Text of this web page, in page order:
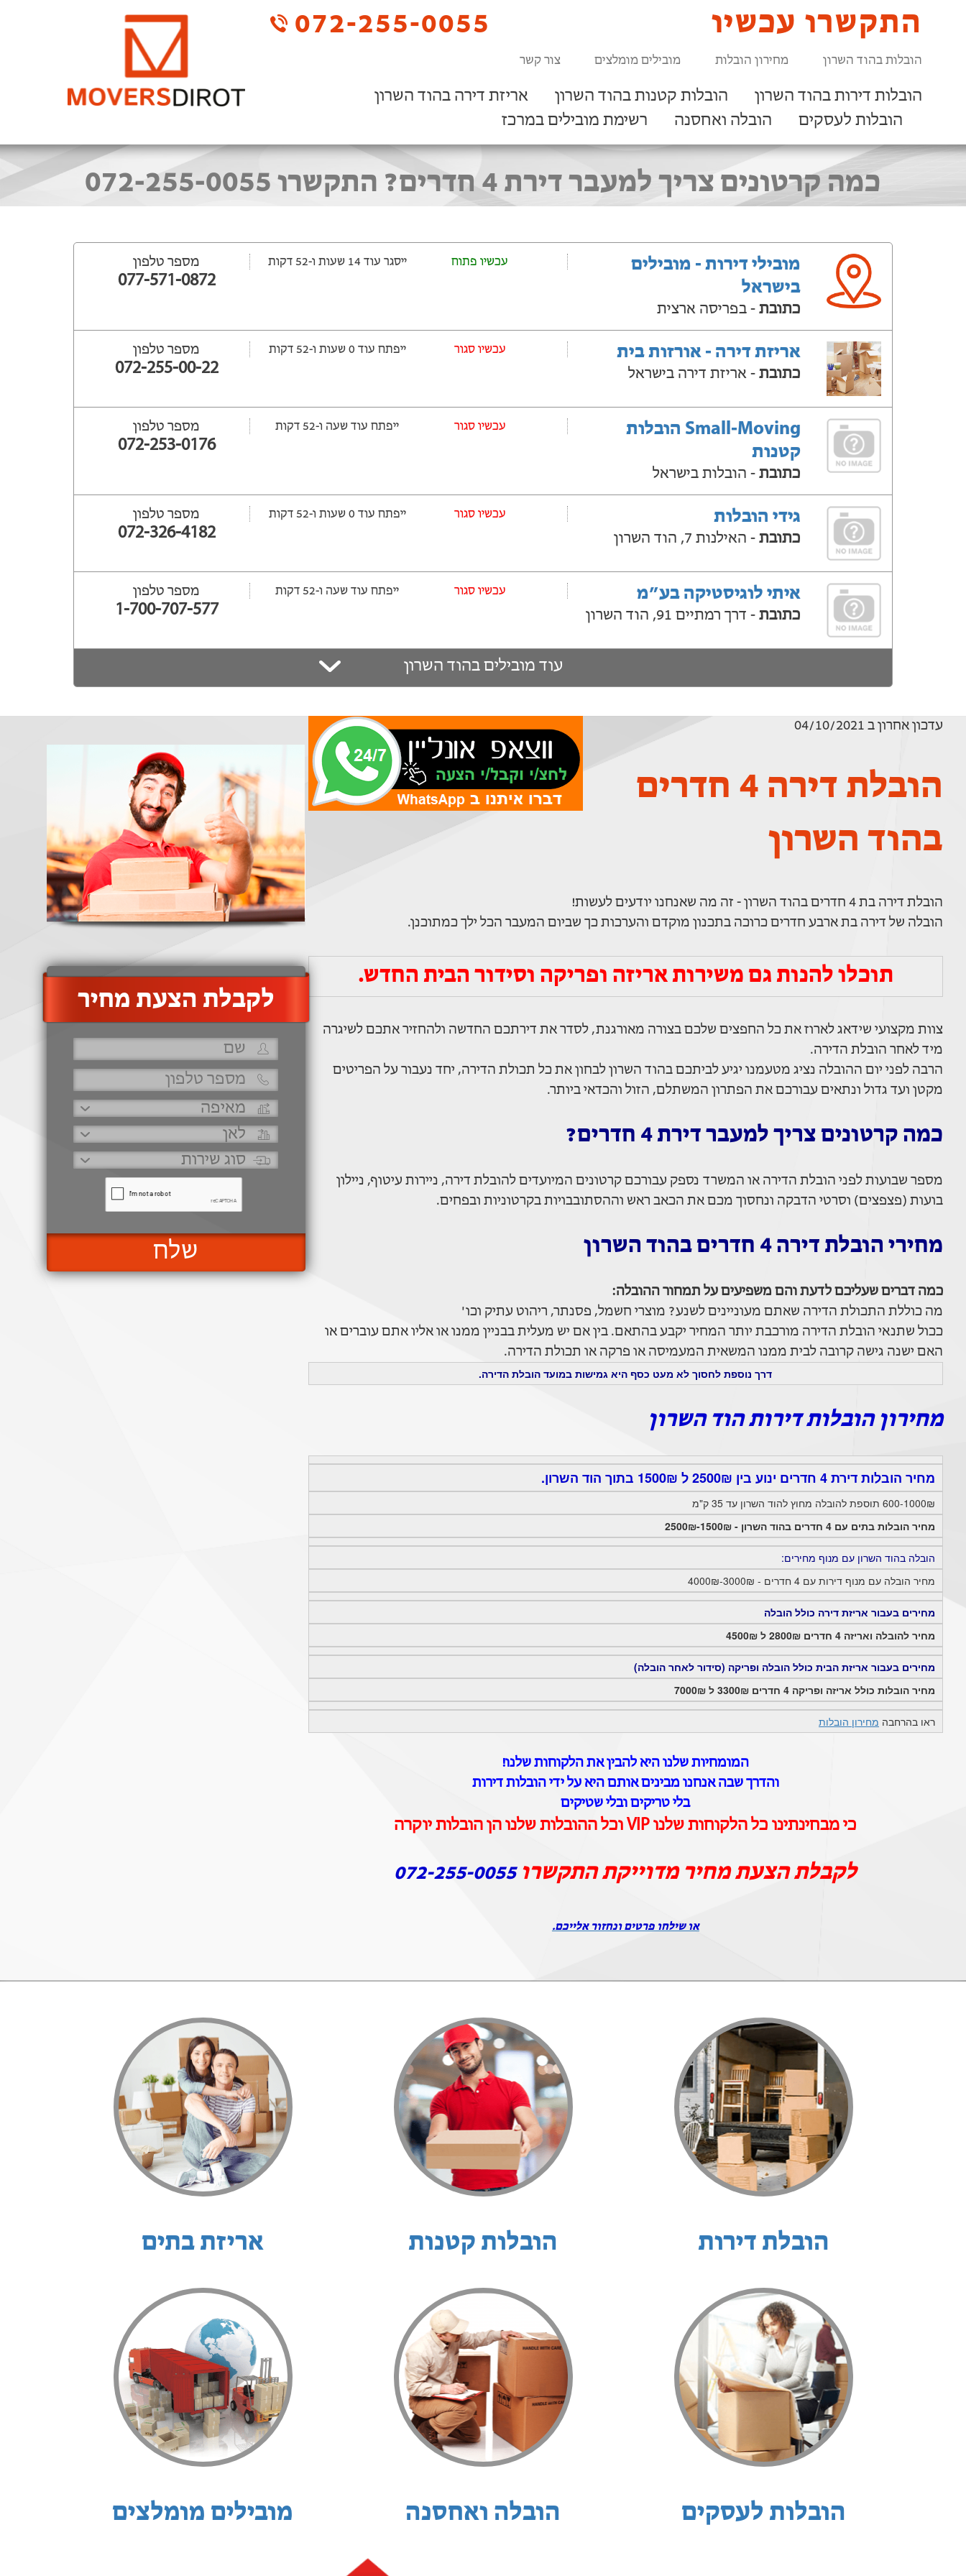
072-255-0055 התקשרו עכשיו
הובלות בהוד השרון מחירון הובלות מובילים מומלצים צור קשר
הובלות דירות בהוד השרון הובלות קטנות בהוד השרון
אריזת דירה בהוד השרון
הובלות לעסקים
הובלה ואחסנה רשימת מובילים במרכז
כמה קרטונים צריך למעבר דירת 4 חדרים? התקשרו 072-255-0055
מובילי דירות - מובילים
בישראל
כתובת - בפריסה ארצית
עכשיו פתוח ייסגר עוד 14 שעות ‫ו-52 דקות מספר טלפון
077-571-0872
אריזת דירה - אורזות בית
כתובת - אריזת דירה בישראל
‫עכשיו סגור ייפתח עוד 0 שעות ‫ו-52 דקות מספר טלפון
072-255-00-22
Small-Moving הובלות
קטנות
כתובת - הובלות בישראל
‫עכשיו סגור ייפתח עוד שעה ‫ו-52 דקות מספר טלפון
072-253-0176
גידי הובלות
כתובת - האילנות 7, הוד השרון
‫עכשיו סגור ייפתח עוד 0 שעות ‫ו-52 דקות מספר טלפון
072-326-4182
איתי לוגיסטיקה בע״מ
כתובת - דרך רמתיים 91, הוד השרון
‫עכשיו סגור ייפתח עוד שעה ‫ו-52 דקות מספר טלפון
1-700-707-577
עוד מובילים בהוד השרון
עדכון אחרון ב 04/10/2021
הובלת דירה 4 חדרים
בהוד השרון
הובלת דירה בת 4 חדרים בהוד השרון - זה מה שאנחנו יודעים לעשות!
הובלה של דירה בת ארבע חדרים כרוכה בתכנון מוקדם והערכות כך שביום המעבר הכל ילך כמתוכנן.
תוכלו להנות גם משירות אריזה ופריקה וסידור הבית החדש.
צוות מקצועי שידאג לארוז את כל החפצים שלכם בצורה מאורגנת, לסדר את דירתכם החדשה ולהחזיר אתכם לשיגרה
מיד לאחר הובלת הדירה.
הרבה לפני יום ההובלה נציג מטעמנו יגיע לביתכם בהוד השרון לבחון את כל תכולת הדירה, יחד נעבור על הפריטים
מקטן ועד גדול ונתאים עבורכם את הפתרון המשתלם, הזול והכדאי ביותר.
כמה קרטונים צריך למעבר דירת 4 חדרים?
מספר שבועות לפני הובלת הדירה או המשרד נספק עבורכם קרטונים המיועדים להובלת דירה, ניירות עיטוף, ניילון
בועות (פצפצים) וסרטי הדבקה ונחסוך מכם את הכאב ראש וההסתובבויות בקרטוניות ובפחים.
מחירי הובלת דירה 4 חדרים בהוד השרון
כמה דברים שעליכם לדעת והם משפיעים על תמחור ההובלה:
מה כוללת התכולת הדירה שאתם מעוניינים לשנע? מוצרי חשמל, פסנתר, ריהוט עתיק וכו'
ככול שתנאי הובלת הדירה מורכבת יותר המחיר יקבע בהתאם. בין אם יש מעלית בבניין ממנו או אליו אתם עוברים או
האם ישנה גישה קרובה לבית ממנו המשאית המעמיסה או פרקה או תכולת הדירה.
דרך נוספת לחסוך לא מעט כסף היא גמישות במועד הובלת הדירה.
מחירון הובלות דירות הוד השרון
מחיר הובלות דירת 4 חדרים ינוע בין 2500₪ ל 1500₪ בתוך הוד השרון.
600-1000₪ תוספת להובלה מחוץ להוד השרון עד 35 ק"מ
מחיר הובלות בתים עם 4 חדרים בהוד השרון - 1500₪-2500₪
הובלה בהוד השרון עם מנוף מחירים:
מחיר הובלה עם מנוף דירות עם 4 חדרים - 3000₪-4000₪
מחירים בעבור אריזת דירה כולל הובלה
מחיר להובלה ואריזה 4 חדרים 2800₪ ל 4500₪
מחירים בעבור אריזת הבית כולל הובלה ופריקה (סידור לאחר הובלה)
מחיר הובלות כולל אריזה ופריקה 4 חדרים 3300₪ ל 7000₪
ראו בהרחבה מחירון הובלות
המומחיות שלנו היא להבין את הלקוחות שלנו!
והדרך שבה אנחנו מבינים אותם היא על ידי הובלות דירות
בלי טריקים ובלי שטיקים
כי מבחינתינו כל הלקוחות שלנו VIP וכל ההובלות שלנו הן הובלות יוקרה
לקבלת הצעת מחיר מדוייקת התקשרו072-255-0055
או שילחו פרטים ונחזור אלייכם.
‫לקבלת הצעת מחיר
שלח
אריזת בתים הובלות קטנות הובלת דירות
מובילים מומלצים הובלה ואחסנה הובלות לעסקים